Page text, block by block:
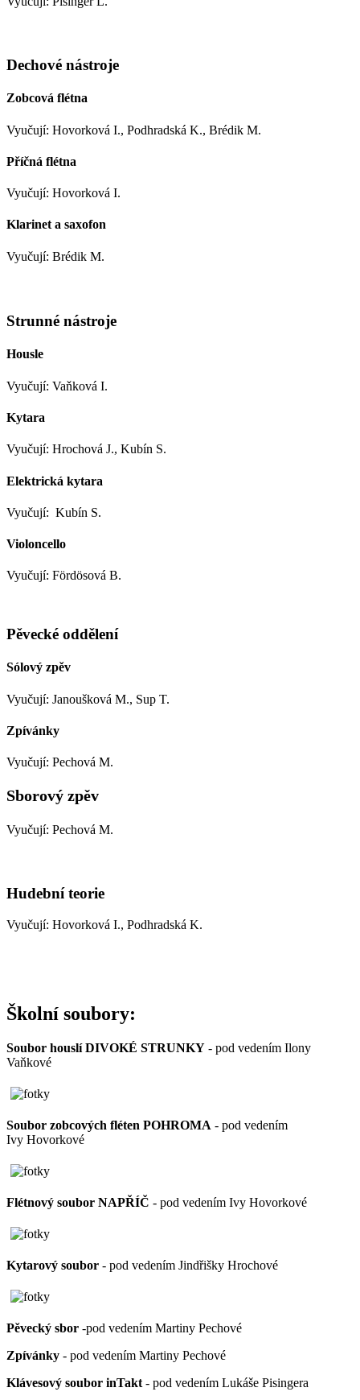
Dechové nástroje
Zobcová flétna
Vyučují: Hovorková I., Podhradská K., Brédik M.
Příčná flétna
Vyučují: Hovorková I.
Klarinet a saxofon
Vyučují: Brédik M.
Strunné nástroje
Housle
Vyučují: Vaňková I.
Kytara
Vyučují: Hrochová J., Kubín S.
Elektrická kytara
Vyučují: Kubín S.
Violoncello
Vyučují: Fördösová B.
Pěvecké oddělení
Sólový zpěv
Vyučují: Janoušková M., Sup T.
Zpívánky
Vyučují: Pechová M.
Sborový zpěv
Vyučují: Pechová M.
Hudební teorie
Vyučují: Hovorková I., Podhradská K.
Školní soubory:
Soubor houslí DIVOKÉ STRUNKY - pod vedením Ilony
Vaňkové
Soubor zobcových fléten POHROMA - pod vedením
Ivy Hovorkové
Flétnový soubor NAPŘÍČ - pod vedením Ivy Hovorkové
Kytarový soubor - pod vedením Jindřišky Hrochové
Pěvecký sbor -pod vedením Martiny Pechové
Zpívánky - pod vedením Martiny Pechové
Klávesový soubor inTakt - pod vedením Lukáše Pisingera